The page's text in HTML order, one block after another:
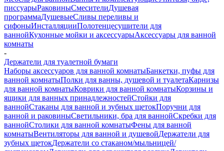
писсуарыРаковиныСмесителиДушевая
программаДушевыеСливы переливы и
сифоныИнсталляцииПолотенцесушители для
ваннойКухонные мойки и аксессуарыАксессуары для ванной
комнаты
-
Держатели для туалетной бумаги
Наборы аксессуаров для ванной комнатыБанкетки, пуфы для
ванной комнатыПолки для ванны, душевой и туалетаКарнизы
для ванной комнатыКоврики для ванной комнатыКорзины и
ящики для ванных принадлежностейСтойки для
ваннойСтаканы для ванной и зубных щетокПоручни для
ванной и раковиныСветильники, бра для ваннойСкребки для
ваннойСтолики для ванной комнатыФены для ванной
комнатыВентиляторы для ванной и душевойДержатели для
зубных щетокДержатели со стаканом/мыльницей/